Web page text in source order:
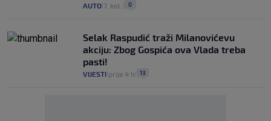
AUTO 7. kol. 0
Selak Raspudić traži Milanovićevu
akciju: Zbog Gospića ova Vlada treba
pasti!
VIJESTI prije 4 h 13